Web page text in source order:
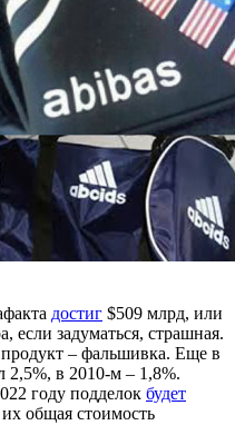
достиг $509 млрд, или
если задуматься, страшная.
– фальшивка. Еще в
2,5%, в 2010-м – 1,8%.
году подделок будет
общая стоимость